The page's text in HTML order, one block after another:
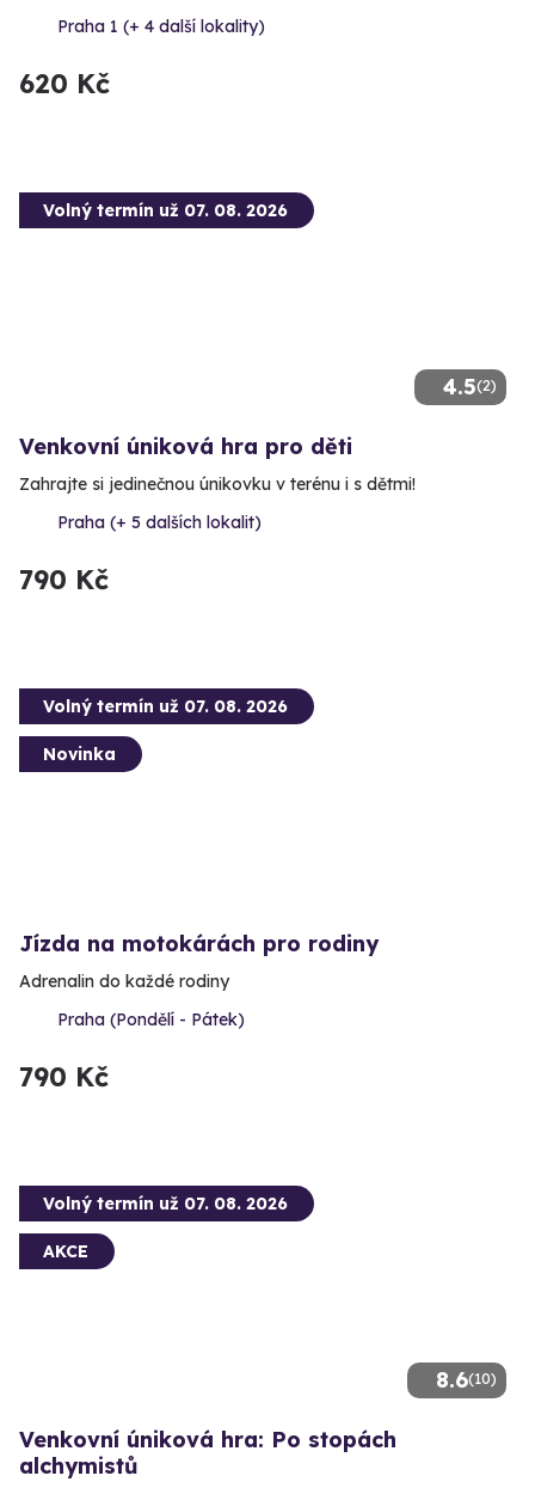
Praha 1 (+ 4 další lokality)
620 Kč
4.5(2)
Volný termín už 07. 08. 2026
Venkovní úniková hra pro děti
Zahrajte si jedinečnou únikovku v terénu i s dětmi!
Praha (+ 5 dalších lokalit)
790 Kč
Volný termín už 07. 08. 2026
Novinka
Jízda na motokárách pro rodiny
Adrenalin do každé rodiny
Praha (Pondělí - Pátek)
790 Kč
8.6(10)
Volný termín už 07. 08. 2026
AKCE
Venkovní úniková hra: Po stopách
alchymistů